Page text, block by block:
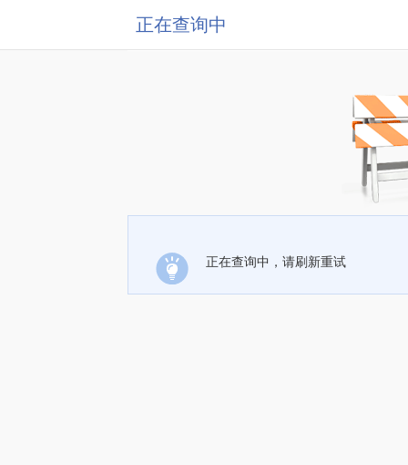
正在查询中
正在查询中，请刷新重试